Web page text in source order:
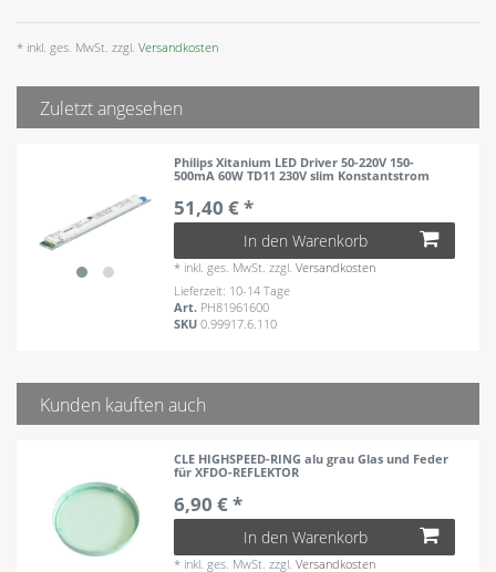
* inkl. ges. MwSt. zzgl. Versandkosten
Zuletzt angesehen
Philips Xitanium LED Driver 50-220V 150-
500mA 60W TD11 230V slim Konstantstrom
51,40 € *
In den Warenkorb
* inkl. ges. MwSt. zzgl.Versandkosten
Lieferzeit: 10-14 Tage
Art. PH81961600
SKU0.99917.6.110
Kunden kauften auch
CLE HIGHSPEED-RING alu grau Glas und Feder
für XFDO-REFLEKTOR
6,90 € *
In den Warenkorb
* inkl. ges. MwSt. zzgl.Versandkosten